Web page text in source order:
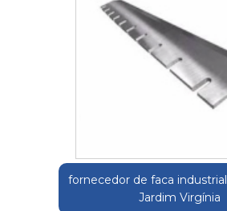
fornecedor de faca
Jardim Virgínia